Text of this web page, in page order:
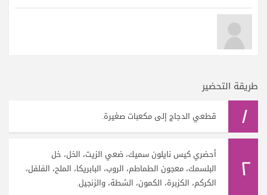
طريقة التحضير
١ قطعي الدجاج إلى مكعبات صغيرة.
٢
أحضري كيس نايلون سميك، ضعي الزيت، الخل، خل
البلسمك، معجون الطماطم، الروب، البابريكا، الملح، الفلفل،
الكركم، الكزبرة، الكمون، الشطة، والزنجيل.